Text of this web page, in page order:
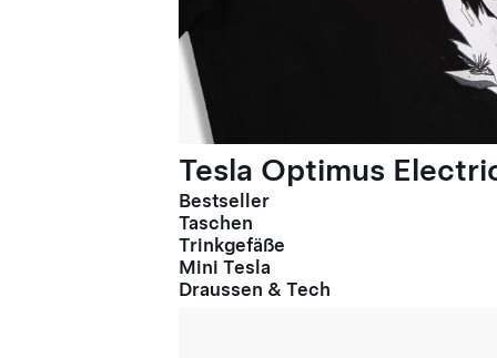
Tesla Optimus
Bestseller
Taschen
Trinkgefäße
Mini Tesla
Draussen & Tech